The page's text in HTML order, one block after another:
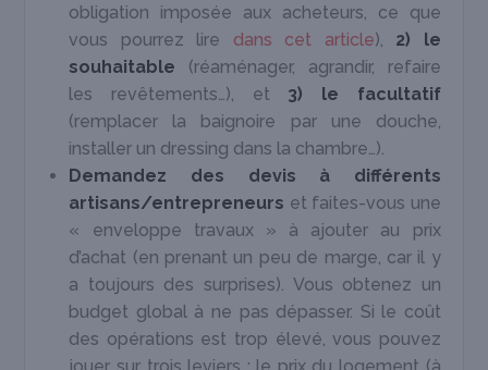
obligation imposée aux acheteurs, ce que
vous pourrez lire dans cet article), 2) le
souhaitable (réaménager, agrandir, refaire
les revêtements…), et 3) le facultatif
(remplacer la baignoire par une douche,
installer un dressing dans la chambre…).
Demandez des devis à différents
artisans/entrepreneurs et faites-vous une
« enveloppe travaux » à ajouter au prix
d’achat (en prenant un peu de marge, car il y
a toujours des surprises). Vous obtenez un
budget global à ne pas dépasser. Si le coût
des opérations est trop élevé, vous pouvez